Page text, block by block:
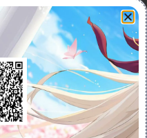
下载与安装方法，包括
载链接。教程内容涵盖
员身份运行安装程序、
方式的全过程。同时，
中需要注意的关键事
随意更改默认路径设
料白嫖